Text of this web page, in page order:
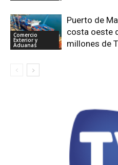
Comercio
Exterior y
Aduanas
Puerto de
costa oeste
millones de